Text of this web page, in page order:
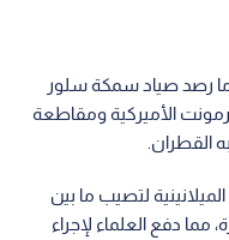
الاكتشاف إلى عام 2012 عندما رصد صياد سمكة سلور
الأميركية ومقاطعة
القطران.
لتصيب ما بين
مما دفع العلماء لإجراء